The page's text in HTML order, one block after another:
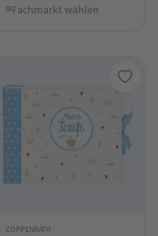
Fachmarkt wählen
COPPENRATH